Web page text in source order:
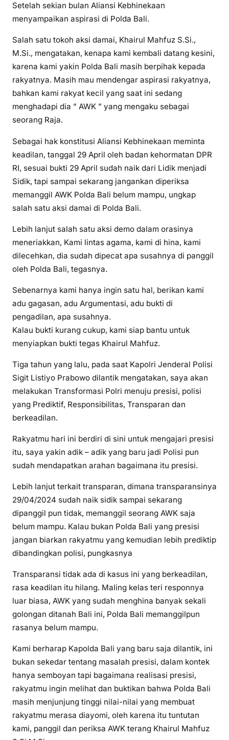
Setelah sekian bulan Aliansi Kebhinekaan
menyampaikan aspirasi di Polda Bali.
Salah satu tokoh aksi damai, Khairul Mahfuz S.Si.,
M.Si., mengatakan, kenapa kami kembali datang kesini,
karena kami yakin Polda Bali masih berpihak kepada
rakyatnya. Masih mau mendengar aspirasi rakyatnya,
bahkan kami rakyat kecil yang saat ini sedang
menghadapi dia ” AWK ” yang mengaku sebagai
seorang Raja.
Sebagai hak konstitusi Aliansi Kebhinekaan meminta
keadilan, tanggal 29 April oleh badan kehormatan DPR
RI, sesuai bukti 29 April sudah naik dari Lidik menjadi
Sidik, tapi sampai sekarang jangankan diperiksa
memanggil AWK Polda Bali belum mampu, ungkap
salah satu aksi damai di Polda Bali.
Lebih lanjut salah satu aksi demo dalam orasinya
meneriakkan, Kami lintas agama, kami di hina, kami
dilecehkan, dia sudah dipecat apa susahnya di panggil
oleh Polda Bali, tegasnya.
Sebenarnya kami hanya ingin satu hal, berikan kami
adu gagasan, adu Argumentasi, adu bukti di
pengadilan, apa susahnya.
Kalau bukti kurang cukup, kami siap bantu untuk
menyiapkan bukti tegas Khairul Mahfuz.
Tiga tahun yang lalu, pada saat Kapolri Jenderal Polisi
Sigit Listiyo Prabowo dilantik mengatakan, saya akan
melakukan Transformasi Polri menuju presisi, polisi
yang Prediktif, Responsibilitas, Transparan dan
berkeadilan.
Rakyatmu hari ini berdiri di sini untuk mengajari presisi
itu, saya yakin adik – adik yang baru jadi Polisi pun
sudah mendapatkan arahan bagaimana itu presisi.
Lebih lanjut terkait transparan, dimana transparansinya
29/04/2024 sudah naik sidik sampai sekarang
dipanggil pun tidak, memanggil seorang AWK saja
belum mampu. Kalau bukan Polda Bali yang presisi
jangan biarkan rakyatmu yang kemudian lebih prediktip
dibandingkan polisi, pungkasnya
Transparansi tidak ada di kasus ini yang berkeadilan,
rasa keadilan itu hilang. Maling kelas teri responnya
luar biasa, AWK yang sudah menghina banyak sekali
golongan ditanah Bali ini, Polda Bali memanggilpun
rasanya belum mampu.
Kami berharap Kapolda Bali yang baru saja dilantik, ini
bukan sekedar tentang masalah presisi, dalam kontek
hanya semboyan tapi bagaimana realisasi presisi,
rakyatmu ingin melihat dan buktikan bahwa Polda Bali
masih menjunjung tinggi nilai-nilai yang membuat
rakyatmu merasa diayomi, oleh karena itu tuntutan
kami, panggil dan periksa AWK terang Khairul Mahfuz